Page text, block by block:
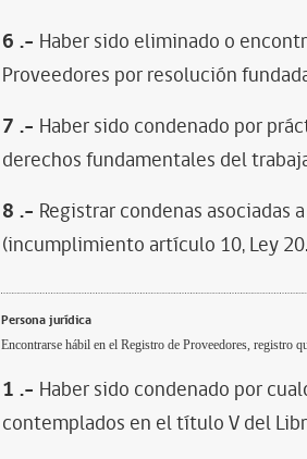
6 .- Haber sido eliminado o
Proveedores por resolución
7 .- Haber sido condenado por
derechos fundamentales del
8 .- Registrar condenas asociadas
(incumplimiento artículo 10, Ley
Persona jurídica
Encontrarse hábil en el Registro de Proveedores, registro
1 .- Haber sido condenado por
contemplados en el título V del